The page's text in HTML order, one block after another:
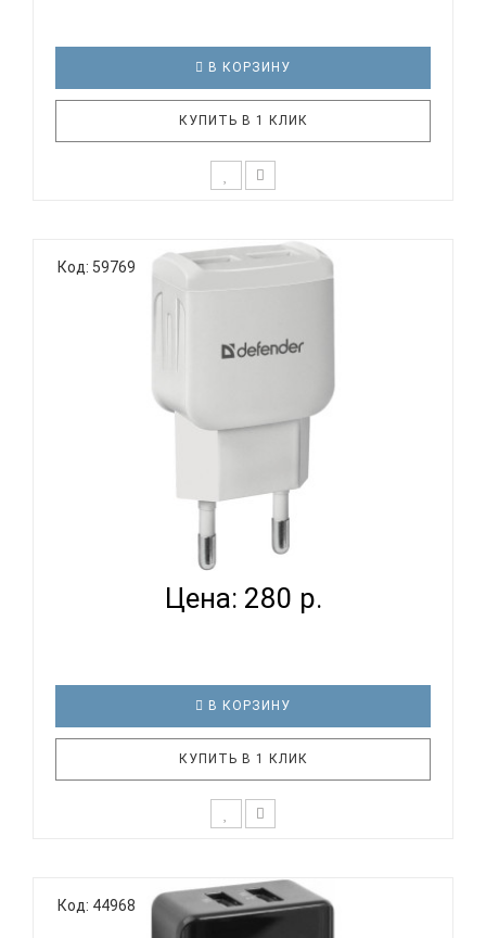
В КОРЗИНУ
КУПИТЬ В 1 КЛИК
Кнопка смены разрешения позволяет менять
скорость курсора мыши одним нажатием
(800/1200/1600 dpi). Сверхстойкое прорезиненное
покрытие «Soft Touch» Специальное
Код: 59769
DEFENDER UPA 22 - БЛОК ПИТАНИЯ
Цена: 280 р.
В КОРЗИНУ
КУПИТЬ В 1 КЛИК
Незаменим для зарядки различных типов
устройств Выходные параметры адаптера
достаточны для питания различных типов
Код: 44968